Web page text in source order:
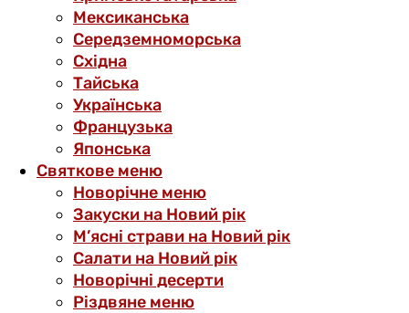
Мексиканська
Середземноморська
Східна
Тайська
Українська
Французька
Японська
Святкове меню
Новорічне меню
Закуски на Новий рік
М’ясні страви на Новий рік
Салати на Новий рік
Новорічні десерти
Різдвяне меню